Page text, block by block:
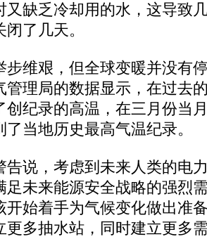
又缺乏冷却用的水，这导致
了几天。
维艰，但全球变暖并没有
管理局的数据显示，在过去
创纪录的高温，在三月份当
当地历史最高气温纪录。
说，考虑到未来人类的电
足未来能源安全战略的强烈
开始着手为气候变化做出准
更多抽水站，同时建立更多